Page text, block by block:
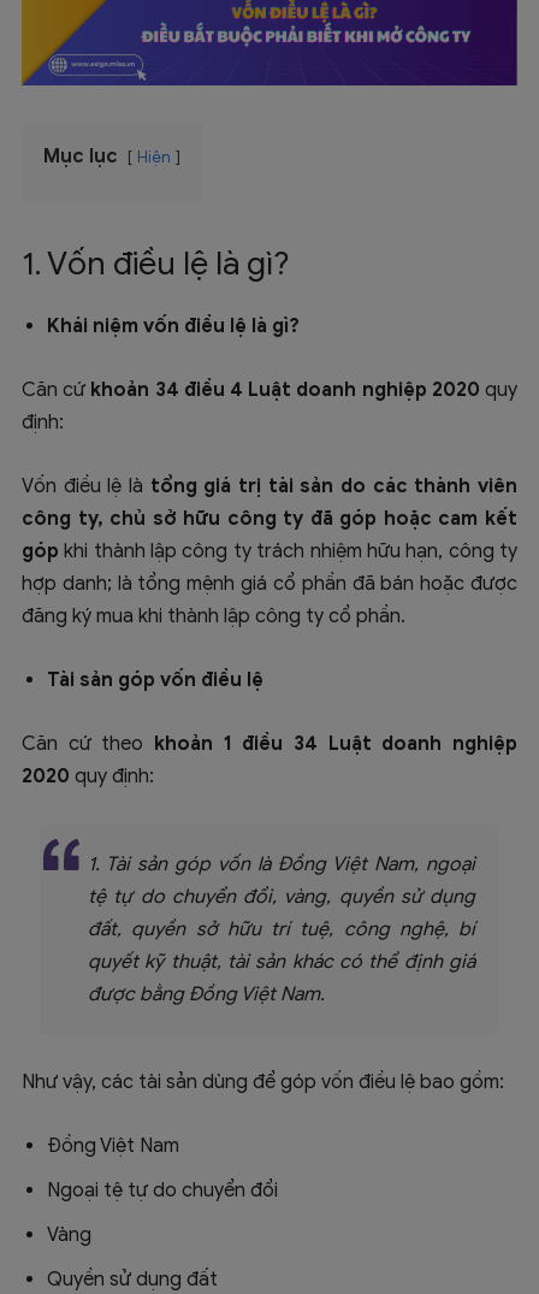
Mục lục Hiện
1. Vốn điều lệ là gì?
Khái niệm vốn điều lệ là gì?
Căn cứ khoản 34 điều 4 Luật doanh nghiệp 2020 quy
định:
Vốn điều lệ là tổng giá trị tài sản do các thành viên
công ty, chủ sở hữu công ty đã góp hoặc cam kết
góp khi thành lập công ty trách nhiệm hữu hạn, công ty
hợp danh; là tổng mệnh giá cổ phần đã bán hoặc được
đăng ký mua khi thành lập công ty cổ phần.
Tài sản góp vốn điều lệ
Căn cứ theo khoản 1 điều 34 Luật doanh nghiệp
2020 quy định:
1. Tài sản góp vốn là Đồng Việt Nam, ngoại
tệ tự do chuyển đổi, vàng, quyền sử dụng
đất, quyền sở hữu trí tuệ, công nghệ, bí
quyết kỹ thuật, tài sản khác có thể định giá
được bằng Đồng Việt Nam.
Như vậy, các tài sản dùng để góp vốn điều lệ bao gồm:
Đồng Việt Nam
Ngoại tệ tự do chuyển đổi
Vàng
Quyền sử dụng đất